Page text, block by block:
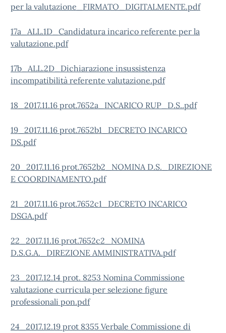
per la valutazione_FIRMATO_DIGITALMENTE.pdf
17a_ALL.1D_Candidatura incarico referente per la
valutazione.pdf
17b_ALL.2D_Dichiarazione insussistenza
incompatibilità referente valutazione.pdf
18_2017.11.16 prot.7652a_INCARICO RUP_D.S..pdf
19_2017.11.16 prot.7652b1_DECRETO INCARICO
DS.pdf
20_2017.11.16 prot.7652b2_NOMINA D.S._DIREZIONE
E COORDINAMENTO.pdf
21_2017.11.16 prot.7652c1_DECRETO INCARICO
DSGA.pdf
22_2017.11.16 prot.7652c2_NOMINA
D.S.G.A._DIREZIONE AMMINISTRATIVA.pdf
23_2017.12.14 prot. 8253 Nomina Commissione
valutazione curricula per selezione figure
professionali pon.pdf
24_2017.12.19 prot 8355 Verbale Commissione di